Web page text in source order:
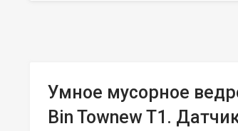
Умное мусорное
Bin Townew T1.